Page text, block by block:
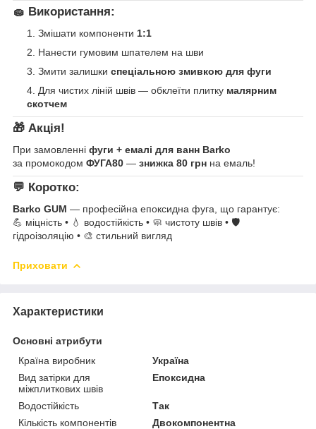
🧽 Використання:
Змішати компоненти 1:1
Нанести гумовим шпателем на шви
Змити залишки спеціальною змивкою для фуги
Для чистих ліній швів — обклеїти плитку малярним
скотчем
🎁 Акція!
При замовленні фуги + емалі для ванн Barko
за промокодом ФУГА80 — знижка 80 грн на емаль!
💬 Коротко:
Barko GUM — професійна епоксидна фуга, що гарантує:
💪 міцність • 💧 водостійкість • 🧼 чистоту швів • 🛡️
гідроізоляцію • 🎨 стильний вигляд
Приховати
Характеристики
Основні атрибути
Країна виробник
Україна
Вид затірки для
міжплиткових швів
Епоксидна
Водостійкість
Так
Кількість компонентів
Двокомпонентна